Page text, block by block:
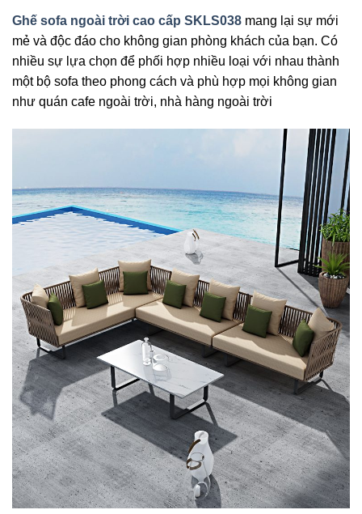
Ghế sofa ngoài trời cao cấp SKLS038 mang lại sự mới
mẻ và độc đáo cho không gian phòng khách của bạn. Có
nhiều sự lựa chọn để phối hợp nhiều loại với nhau thành
một bộ sofa theo phong cách và phù hợp mọi không gian
như quán cafe ngoài trời, nhà hàng ngoài trời